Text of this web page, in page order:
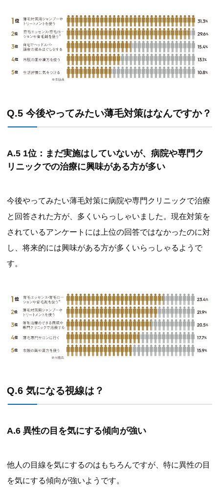
Q.5 今後やってみたい薄毛対策はなんですか？
A.5 1位：まだ実施はしていないが、病院や専門ク
リニックでの治療に興味がある方が多い
今後やってみたい薄毛対策に病院や専門クリニックで治療
と回答された方が、多くいらっしゃいました。現在対策を
されているアンケートには上位の回答ではなかったのに対
し、将来的には興味がある方が多くいらっしゃるようで
す。
Q.6 気になる視線は？
A.6 異性の目を気にする傾向が強い
他人の目線を気にするのはもちろんですが、特に異性の目
を気にする傾向が強いようです。